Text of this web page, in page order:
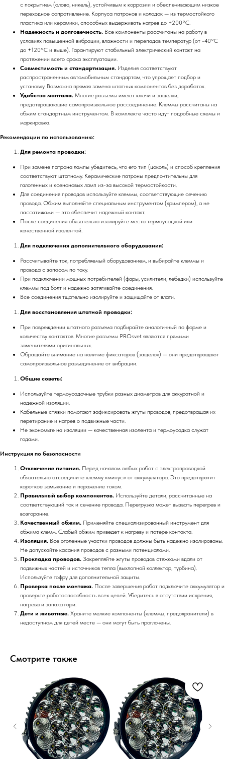
с покрытием (олово, никель), устойчивым к коррозии и обеспечивающим низкое
переходное сопротивление. Корпуса патронов и колодок — из термостойкого
пластика или керамики, способных выдерживать нагрев до +200°C.
Надежность и долговечность. Все компоненты рассчитаны на работу в
условиях повышенной вибрации, влажности и перепадов температур (от -40°C
до +120°C и выше). Гарантируют стабильный электрический контакт на
протяжении всего срока эксплуатации.
Совместимость и стандартизация. Изделия соответствуют
распространенным автомобильным стандартам, что упрощает подбор и
установку. Возможна прямая замена штатных компонентов без доработок.
Удобство монтажа. Многие разъемы имеют ключи и защелки,
предотвращающие самопроизвольное рассоединение. Клеммы рассчитаны на
обжим стандартным инструментом. В комплекте часто идут подробные схемы и
маркировка.
Рекомендации по использованию:
Для ремонта проводки:
При замене патрона лампы убедитесь, что его тип (цоколь) и способ крепления
соответствуют штатному. Керамические патроны предпочтительны для
галогенных и ксеноновых ламп из-за высокой термостойкости.
Для соединения проводов используйте клеммы, соответствующие сечению
провода. Обжим выполняйте специальным инструментом (кримпером), а не
пассатижами — это обеспечит надежный контакт.
После соединения обязательно изолируйте место термоусадкой или
качественной изолентой.
Для подключения дополнительного оборудования:
Рассчитывайте ток, потребляемый оборудованием, и выбирайте клеммы и
провода с запасом по току.
При подключении мощных потребителей (фары, усилители, лебедки) используйте
клеммы под болт и надежно затягивайте соединения.
Все соединения тщательно изолируйте и защищайте от влаги.
Для восстановления штатной проводки:
При повреждении штатного разъема подбирайте аналогичный по форме и
количеству контактов. Многие разъемы PROsvet являются прямыми
заменителями оригинальных.
Обращайте внимание на наличие фиксаторов (защелок) — они предотвращают
самопроизвольное разъединение от вибрации.
Общие советы:
Используйте термоусадочные трубки разных диаметров для аккуратной и
надежной изоляции.
Кабельные стяжки помогают зафиксировать жгуты проводов, предотвращая их
перетирание и нагрев о подвижные части.
Не экономьте на изоляции — качественная изолента и термоусадка служат
годами.
Инструкция по безопасности
Отключение питания. Перед началом любых работ с электропроводкой
обязательно отсоедините клемму «минус» от аккумулятора. Это предотвратит
короткое замыкание и поражение током.
Правильный выбор компонентов. Используйте детали, рассчитанные на
соответствующий ток и сечение провода. Перегрузка может вызвать перегрев и
возгорание.
Качественный обжим. Применяйте специализированный инструмент для
обжима клемм. Слабый обжим приведет к нагреву и потере контакта.
Изоляция. Все оголенные участки проводов должны быть надежно изолированы.
Не допускайте касания проводов с разными потенциалами.
Прокладка проводов. Закрепляйте жгуты проводов стяжками вдали от
подвижных частей и источников тепла (выхлопной коллектор, турбина).
Используйте гофру для дополнительной защиты.
Проверка после монтажа. После завершения работ подключите аккумулятор и
проверьте работоспособность всех цепей. Убедитесь в отсутствии искрения,
нагрева и запаха гари.
Дети и животные. Храните мелкие компоненты (клеммы, предохранители) в
недоступном для детей месте — они могут быть проглочены.
Смотрите также